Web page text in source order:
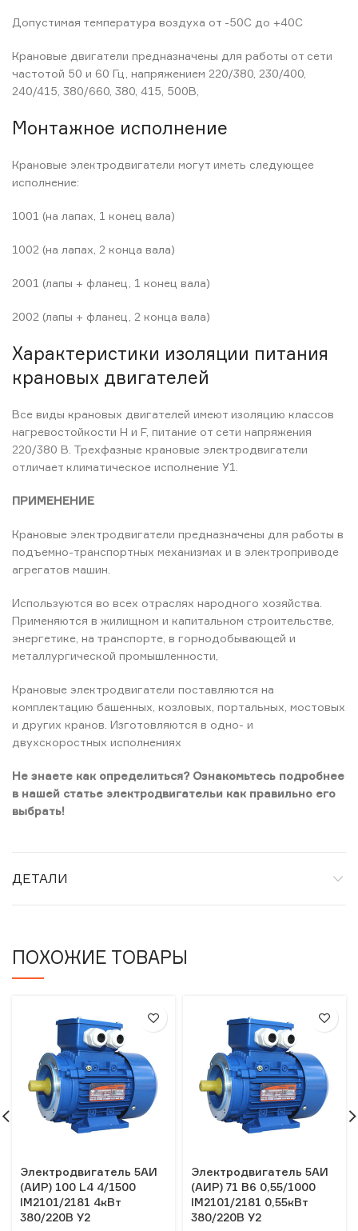
Допустимая температура воздуха от -50С до +40С
Крановые двигатели предназначены для работы от сети
частотой 50 и 60 Гц, напряжением 220/380, 230/400,
240/415, 380/660, 380, 415, 500В,
Монтажное исполнение
Крановые электродвигатели могут иметь следующее
исполнение:
1001 (на лапах, 1 конец вала)
1002 (на лапах, 2 конца вала)
2001 (лапы + фланец, 1 конец вала)
2002 (лапы + фланец, 2 конца вала)
Характеристики изоляции питания
крановых двигателей
Все виды крановых двигателей имеют изоляцию классов
нагревостойкости Н и F, питание от сети напряжения
220/380 В. Трехфазные крановые электродвигатели
отличает климатическое исполнение У1.
ПРИМЕНЕНИЕ
Крановые электродвигатели предназначены для работы в
подъемно-транспортных механизмах и в электроприводе
агрегатов машин.
Используются во всех отраслях народного хозяйства.
Применяются в жилищном и капитальном строительстве,
энергетике, на транспорте, в горнодобывающей и
металлургической промышленности,
Крановые электродвигатели поставляются на
комплектацию башенных, козловых, портальных, мостовых
и других кранов. Изготовляются в одно- и
двухскоростных исполнениях
Не знаете как определиться? Ознакомьтесь подробнее
в нашей статье электродвигательи как правильно его
выбрать!
ДЕТАЛИ
ПОХОЖИЕ ТОВАРЫ
Электродвигатель 5АИ
(АИР) 100 L4 4/1500
IM2101/2181 4кВт
380/220В У2
Электродвигатель 5АИ
(АИР) 71 В6 0,55/1000
IM2101/2181 0,55кВт
380/220В У2